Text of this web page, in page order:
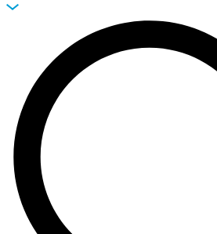
Carreras
Socios
Proveedores